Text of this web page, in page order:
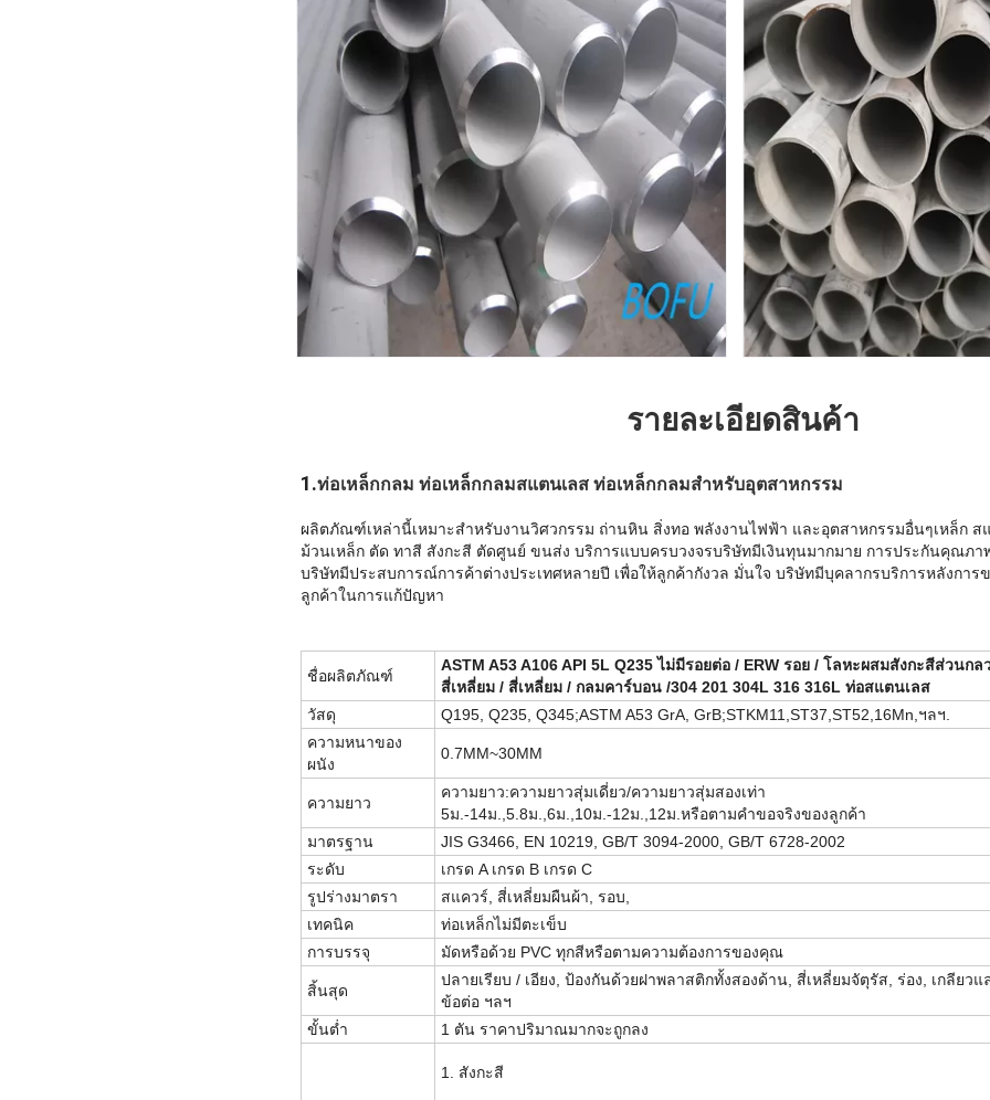
รายละเอียดสินค้า
1.ท่อเหล็กกลม ท่อเหล็กกลมสแตนเลส ท่อเหล็กกลมสำหรับอุตสาหกรรม
ผลิตภัณฑ์เหล่านี้เหมาะสำหรับงานวิศวกรรม ถ่านหิน สิ่งทอ พลังงานไฟฟ้า และอุตสาหกรรมอื่นๆเหล็ก ส
ม้วนเหล็ก ตัด ทาสี สังกะสี ตัดศูนย์ ขนส่ง บริการแบบครบวงจรบริษัทมีเงินทุนมากมาย การประกันคุณภ
บริษัทมีประสบการณ์การค้าต่างประเทศหลายปี เพื่อให้ลูกค้ากังวล มั่นใจ บริษัทมีบุคลากรบริการหลังกา
ลูกค้าในการแก้ปัญหา
ชื่อผลิตภัณฑ์
ASTM A53 A106 API 5L Q235 ไม่มีรอยต่อ / ERW รอย / โลหะผสมสังกะสีส่วนกล
สี่เหลี่ยม / สี่เหลี่ยม / กลมคาร์บอน /304 201 304L 316 316L ท่อสแตนเลส
วัสดุ
Q195, Q235, Q345;ASTM A53 GrA, GrB;STKM11,ST37,ST52,16Mn,ฯลฯ.
ความหนาของ
ผนัง
0.7MM~30MM
ความยาว
ความยาว:ความยาวสุ่มเดี่ยว/ความยาวสุ่มสองเท่า
5ม.-14ม.,5.8ม.,6ม.,10ม.-12ม.,12ม.หรือตามคำขอจริงของลูกค้า
มาตรฐาน
JIS G3466, EN 10219, GB/T 3094-2000, GB/T 6728-2002
ระดับ
เกรด A เกรด B เกรด C
รูปร่างมาตรา
สแควร์, สี่เหลี่ยมผืนผ้า, รอบ,
เทคนิค
ท่อเหล็กไม่มีตะเข็บ
การบรรจุ
มัดหรือด้วย PVC ทุกสีหรือตามความต้องการของคุณ
สิ้นสุด
ปลายเรียบ / เอียง, ป้องกันด้วยฝาพลาสติกทั้งสองด้าน, สี่เหลี่ยมจัตุรัส, ร่อง, เกลียวแ
ข้อต่อ ฯลฯ
ขั้นต่ำ
1 ตัน ราคาปริมาณมากจะถูกลง
1. สังกะสี